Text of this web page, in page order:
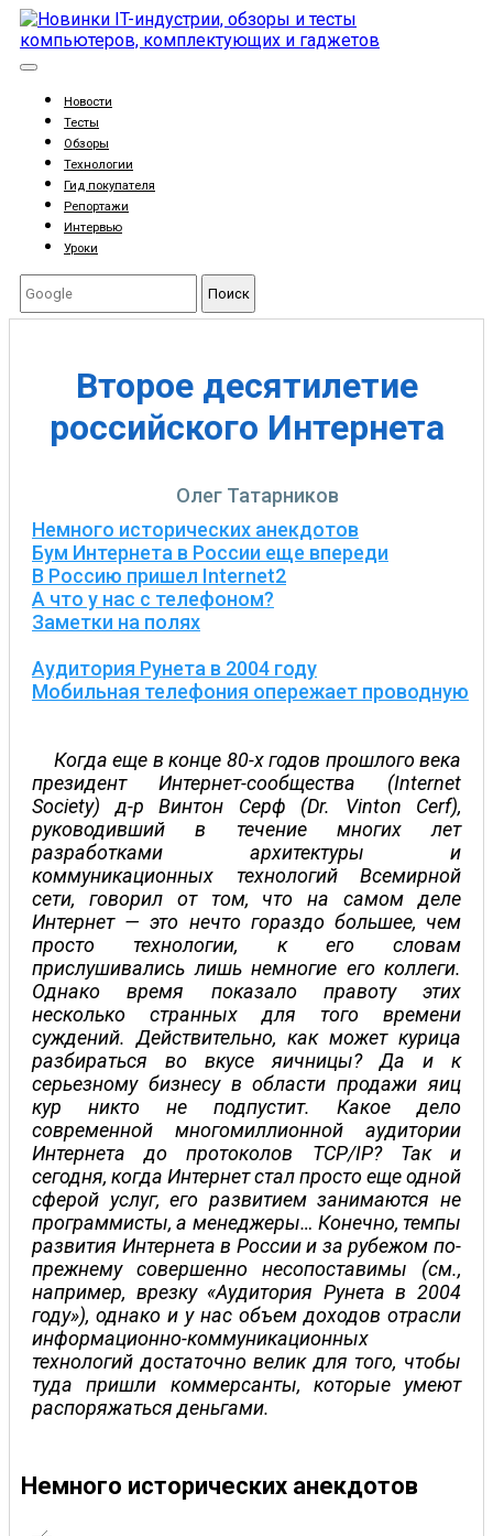
Новости
Тесты
Обзоры
Технологии
Гид покупателя
Репортажи
Интервью
Уроки
Поиск
Второе десятилетие
российского Интернета
Олег Татарников
Немного исторических анекдотов
Бум Интернета в России еще впереди
В Россию пришел Internet2
А что у нас с телефоном?
Заметки на полях
Аудитория Рунета в 2004 году
Мобильная телефония опережает проводную
Когда еще в конце 80-х годов прошлого века
президент Интернет-сообщества (Internet
Society) д-р Винтон Серф (Dr. Vinton Cerf),
руководивший в течение многих лет
разработками архитектуры и
коммуникационных технологий Всемирной
сети, говорил от том, что на самом деле
Интернет — это нечто гораздо большее, чем
просто технологии, к его словам
прислушивались лишь немногие его коллеги.
Однако время показало правоту этих
несколько странных для того времени
суждений. Действительно, как может курица
разбираться во вкусе яичницы? Да и к
серьезному бизнесу в области продажи яиц
кур никто не подпустит. Какое дело
современной многомиллионной аудитории
Интернета до протоколов TCP/IP? Так и
сегодня, когда Интернет стал просто еще одной
сферой услуг, его развитием занимаются не
программисты, а менеджеры… Конечно, темпы
развития Интернета в России и за рубежом по-
прежнему совершенно несопоставимы (см.,
например, врезку «Аудитория Рунета в 2004
году»), однако и у нас объем доходов отрасли
информационно-коммуникационных
технологий достаточно велик для того, чтобы
туда пришли коммерсанты, которые умеют
распоряжаться деньгами.
Немного исторических анекдотов